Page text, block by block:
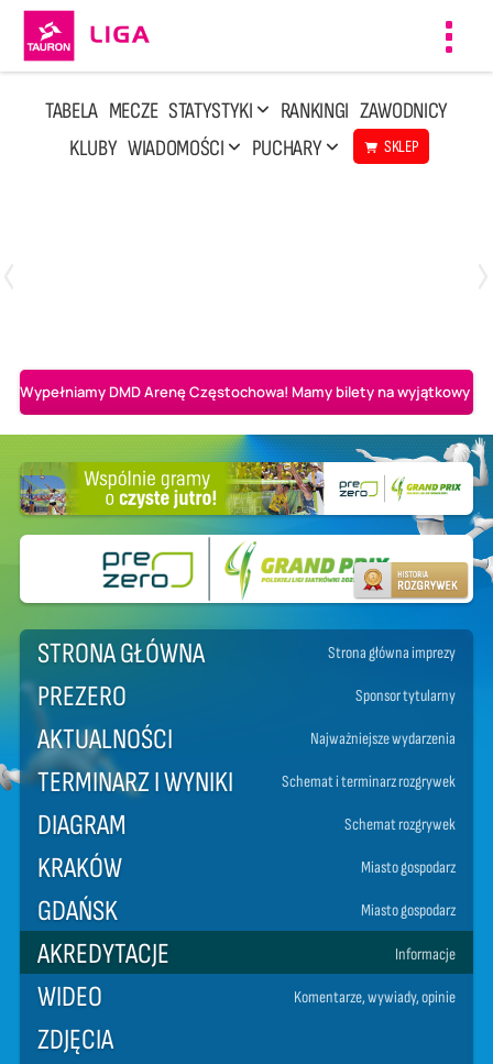
TABELA MECZE STATYSTYKI RANKINGI ZAWODNICY
KLUBY WIADOMOŚCI PUCHARY SKLEP
Wypełniamy DMD Arenę Częstochowa! Mamy bilety na wyjątkowy
STRONA GŁÓWNA Strona główna imprezy
PREZERO Sponsor tytularny
AKTUALNOŚCI Najważniejsze wydarzenia
TERMINARZ I WYNIKI Schemat i terminarz rozgrywek
DIAGRAM Schemat rozgrywek
KRAKÓW Miasto gospodarz
GDAŃSK Miasto gospodarz
AKREDYTACJE Informacje
WIDEO Komentarze, wywiady, opinie
ZDJĘCIA